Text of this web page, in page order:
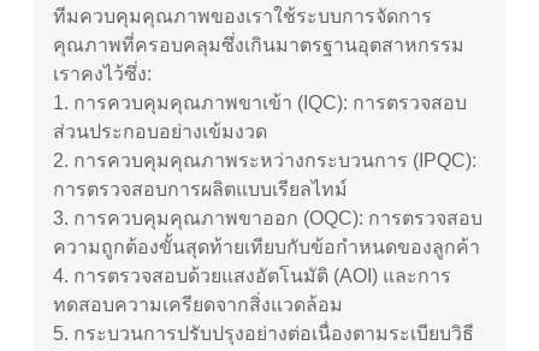
ทีมควบคุมคุณภาพของเราใช้ระบบการจัดการ
คุณภาพที่ครอบคลุมซึ่งเกินมาตรฐานอุตสาหกรรม
เราคงไว้ซึ่ง:
1. การควบคุมคุณภาพขาเข้า (IQC): การตรวจสอบ
ส่วนประกอบอย่างเข้มงวด
2. การควบคุมคุณภาพระหว่างกระบวนการ (IPQC):
การตรวจสอบการผลิตแบบเรียลไทม์
3. การควบคุมคุณภาพขาออก (OQC): การตรวจสอบ
ความถูกต้องขั้นสุดท้ายเทียบกับข้อกำหนดของลูกค้า
4. การตรวจสอบด้วยแสงอัตโนมัติ (AOI) และการ
ทดสอบความเครียดจากสิ่งแวดล้อม
5. กระบวนการปรับปรุงอย่างต่อเนื่องตามระเบียบวิธี